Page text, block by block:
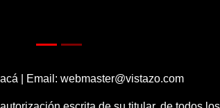
| Email: webmaster@vistazo.com